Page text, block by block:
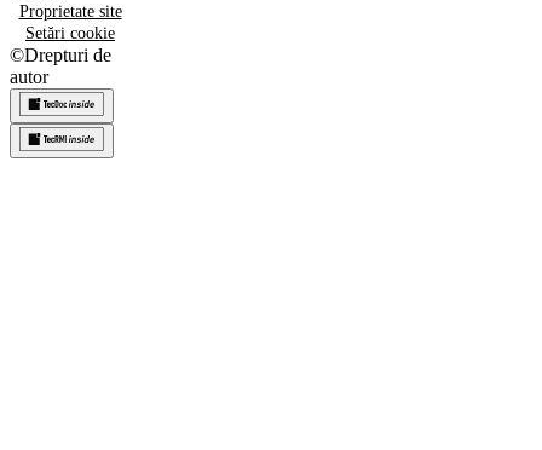
Proprietate site
Setări cookie
©Drepturi de
autor